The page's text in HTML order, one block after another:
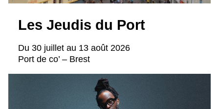
Les Jeudis du Port
Du 30 juillet au 13 août 2026
Port de co’ – Brest